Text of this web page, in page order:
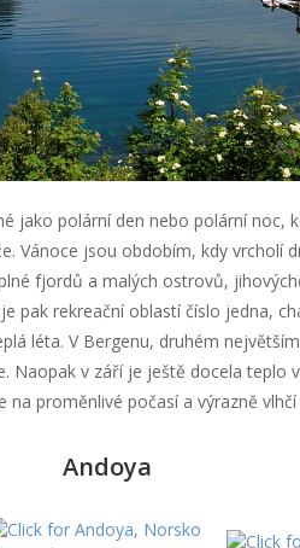
jako polární den nebo polární noc,
Vánoce jsou obdobím, kdy vrcholí
fjordů a malých ostrovů,
pak rekreační oblastí číslo jedna,
léta. V Bergenu, druhém
Naopak v září je ještě docela teplo
proměnlivé počasí a výrazně
Andoya